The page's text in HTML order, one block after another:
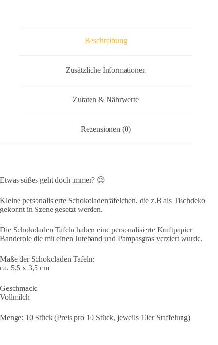
Beschreibung
Zusätzliche Informationen
Zutaten & Nährwerte
Rezensionen (0)
Etwas süßes geht doch immer? 😉
Kleine personalisierte Schokoladentäfelchen, die z.B als Tischdeko
gekonnt in Szene gesetzt werden.
Die Schokoladen Tafeln haben eine personalisierte Kraftpapier
Banderole die mit einen Juteband und Pampasgras verziert wurde.
Maße der Schokoladen Tafeln:
ca. 5,5 x 3,5 cm
Geschmack:
Vollmilch
Menge: 10 Stück (Preis pro 10 Stück, jeweils 10er Staffelung)